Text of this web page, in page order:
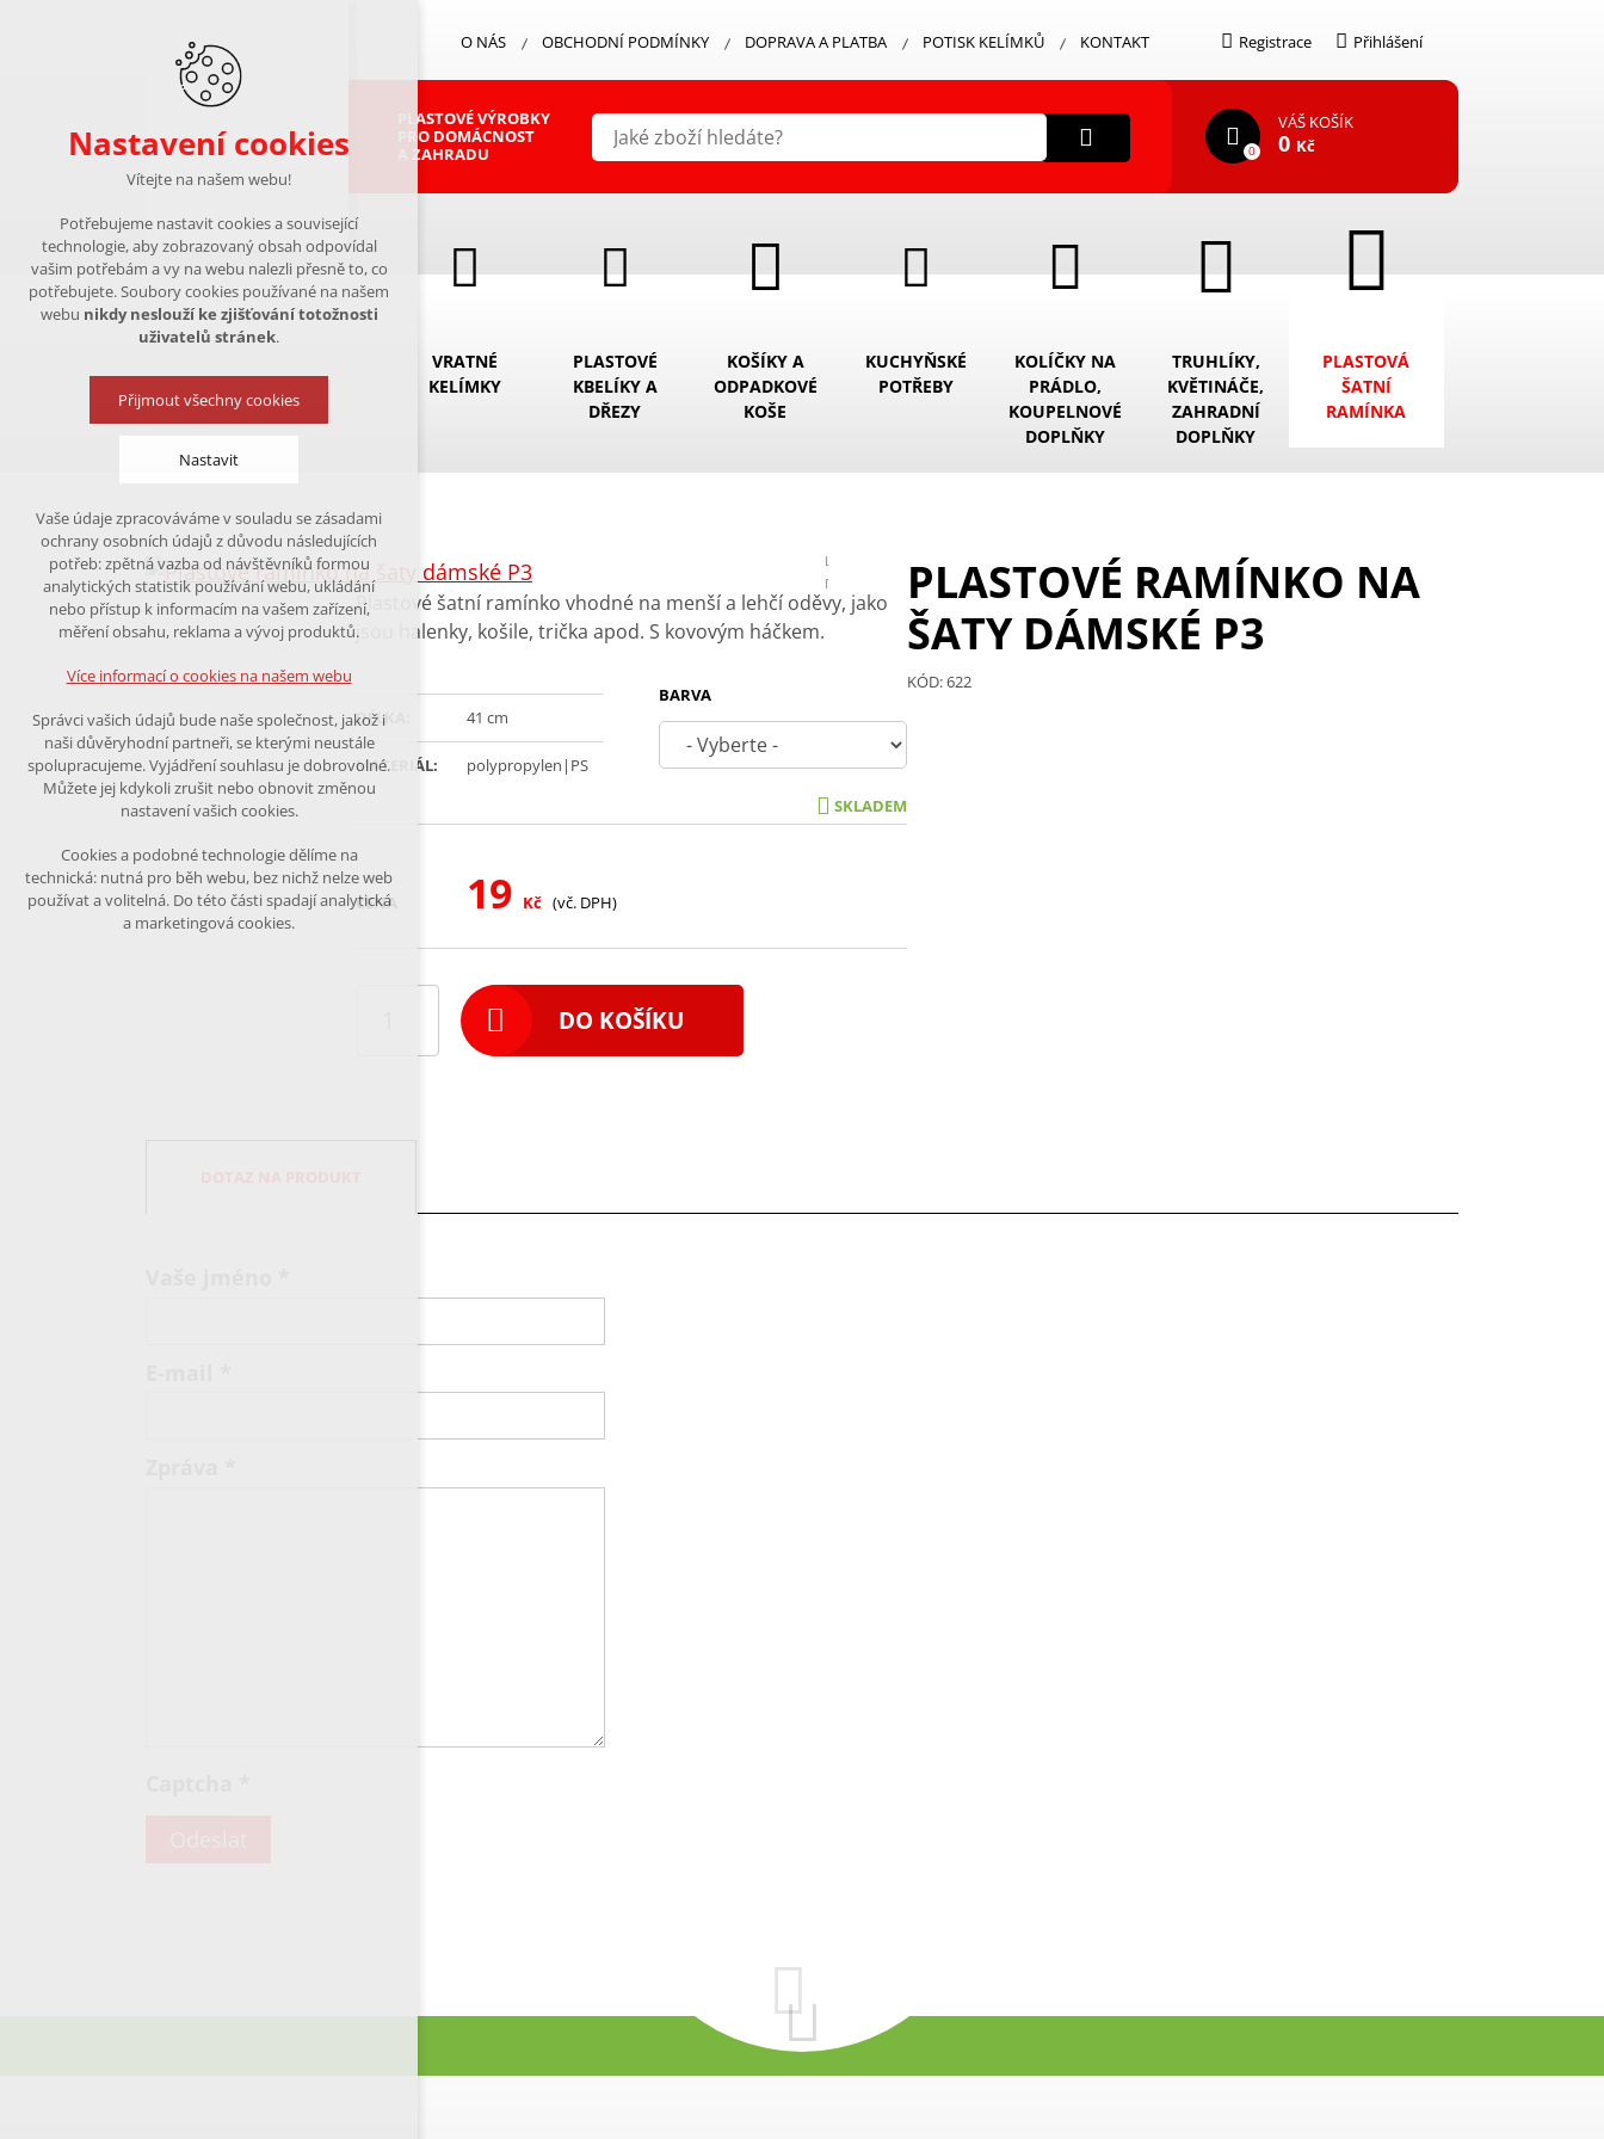
O NÁS OBCHODNÍ PODMÍNKY DOPRAVA A PLATBA POTISK KELÍMKŮ KONTAKT Registrace Přihlášení
PLASTOVÉ VÝROBKY
PRO DOMÁCNOST
A ZAHRADU
0
VÁŠ KOŠÍK
0 Kč
VRATNÉ
KELÍMKY
PLASTOVÉ
KBELÍKY A
DŘEZY
KOŠÍKY A
ODPADKOVÉ
KOŠE
KUCHYŇSKÉ
POTŘEBY
KOLÍČKY NA
PRÁDLO,
KOUPELNOVÉ
DOPLŇKY
TRUHLÍKY,
KVĚTINÁČE,
ZAHRADNÍ
DOPLŇKY
PLASTOVÁ
ŠATNÍ
RAMÍNKA
PLASTOVÉ RAMÍNKO NA
ŠATY DÁMSKÉ P3
KÓD: 622
Plastové šatní ramínko vhodné na menší a lehčí oděvy, jako
jsou halenky, košile, trička apod. S kovovým háčkem.
DÉLKA: 41 cm
MATERIÁL: polypropylen|PS
BARVA
SKLADEM
CENA 19 Kč (vč. DPH)
DO KOŠÍKU
Nastavení cookies
Vítejte na našem webu!
Potřebujeme nastavit cookies a související
technologie, aby zobrazovaný obsah odpovídal
vašim potřebám a vy na webu nalezli přesně to, co
potřebujete. Soubory cookies používané na našem
webu nikdy neslouží ke zjišťování totožnosti
uživatelů stránek.
Přijmout všechny cookies
Nastavit
Technická cookies
nutná pro provozování webu
udržení kontextu stránek (session):
případná přihlášení, volby jazyka,
apod.
analytická pro anonymizované
vyhodnocení návštěvnosti
marketingová cookies (Google)
Více informací o cookies na našem webu
Přijmout všechny cookies
Vaše údaje zpracováváme v souladu se zásadami
ochrany osobních údajů z důvodu následujících
potřeb: zpětná vazba od návštěvníků formou
analytických statistik používání webu, ukládání
nebo přístup k informacím na vašem zařízení,
měření obsahu, reklama a vývoj produktů.
Více informací o cookies na našem webu
Správci vašich údajů bude naše společnost, jakož i
naši důvěryhodní partneři, se kterými neustále
spolupracujeme. Vyjádření souhlasu je dobrovolné.
Můžete jej kdykoli zrušit nebo obnovit změnou
nastavení vašich cookies.
Cookies a podobné technologie dělíme na
technická: nutná pro běh webu, bez nichž nelze web
používat a volitelná. Do této části spadají analytická
a marketingová cookies.